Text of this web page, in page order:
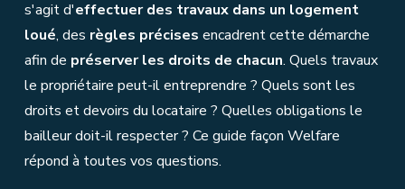
s'agit d'effectuer des travaux dans un logement
loué, des règles précises encadrent cette démarche
afin de préserver les droits de chacun. Quels travaux
le propriétaire peut-il entreprendre ? Quels sont les
droits et devoirs du locataire ? Quelles obligations le
bailleur doit-il respecter ? Ce guide façon Welfare
répond à toutes vos questions.